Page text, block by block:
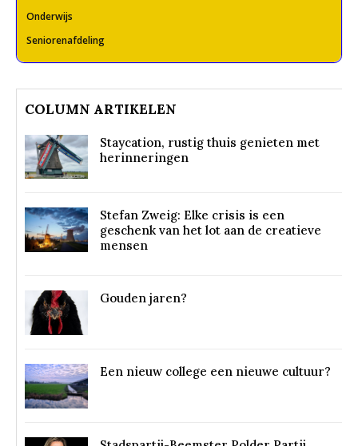
Onderwijs
Seniorenafdeling
COLUMN ARTIKELEN
Staycation, rustig thuis genieten met
herinneringen
Stefan Zweig: Elke crisis is een
geschenk van het lot aan de creatieve
mensen
Gouden jaren?
Een nieuw college een nieuwe cultuur?